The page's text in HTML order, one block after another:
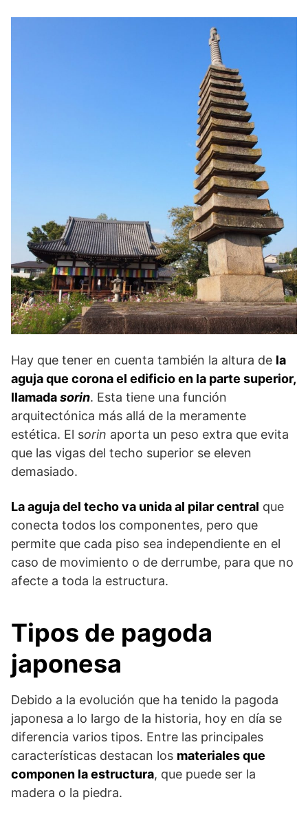
Hay que tener en cuenta también la altura de la
aguja que corona el edificio en la parte superior,
llamadasorin. Esta tiene una función
arquitectónica más allá de la meramente
estética. El sorin aporta un peso extra que evita
que las vigas del techo superior se eleven
demasiado.
La aguja del techo va unida al pilar central que
conecta todos los componentes, pero que
permite que cada piso sea independiente en el
caso de movimiento o de derrumbe, para que no
afecte a toda la estructura.
Tipos de pagoda
japonesa
Debido a la evolución que ha tenido la pagoda
japonesa a lo largo de la historia, hoy en día se
diferencia varios tipos. Entre las principales
características destacan los materiales que
componen la estructura, que puede ser la
madera o la piedra.